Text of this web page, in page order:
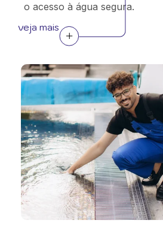
o acesso à água segura.
veja mais